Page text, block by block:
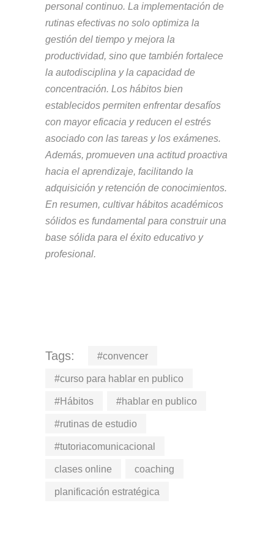
personal continuo. La implementación de
rutinas efectivas no solo optimiza la
gestión del tiempo y mejora la
productividad, sino que también fortalece
la autodisciplina y la capacidad de
concentración. Los hábitos bien
establecidos permiten enfrentar desafíos
con mayor eficacia y reducen el estrés
asociado con las tareas y los exámenes.
Además, promueven una actitud proactiva
hacia el aprendizaje, facilitando la
adquisición y retención de conocimientos.
En resumen, cultivar hábitos académicos
sólidos es fundamental para construir una
base sólida para el éxito educativo y
profesional.
Tags: #convencer
#curso para hablar en publico
#Hábitos #hablar en publico
#rutinas de estudio
#tutoriacomunicacional
clases online coaching
planificación estratégica